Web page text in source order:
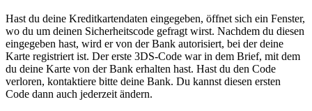
Hast du deine Kreditkartendaten eingegeben, öffnet sich ein Fenster,
wo du um deinen Sicherheitscode gefragt wirst. Nachdem du diesen
eingegeben hast, wird er von der Bank autorisiert, bei der deine
Karte registriert ist. Der erste 3DS-Code war in dem Brief, mit dem
du deine Karte von der Bank erhalten hast. Hast du den Code
verloren, kontaktiere bitte deine Bank. Du kannst diesen ersten
Code dann auch jederzeit ändern.